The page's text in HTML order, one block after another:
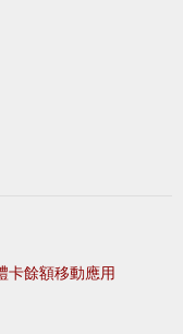
卡餘額移動應用